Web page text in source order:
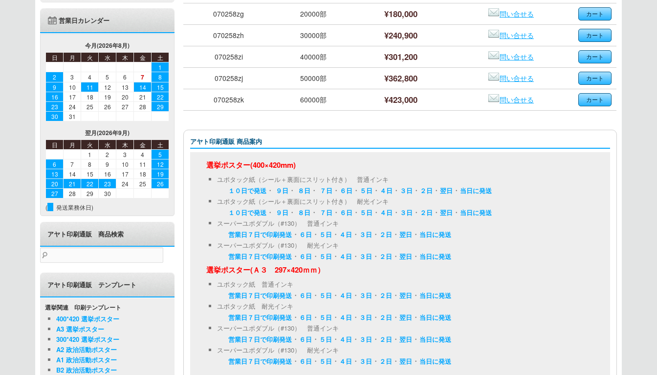
070258zg 20000部 ¥180,000 問い合せる
070258zh 30000部 ¥240,900 問い合せる
070258zi 40000部 ¥301,200 問い合せる
070258zj 50000部 ¥362,800 問い合せる
070258zk 60000部 ¥423,000 問い合せる
アヤト印刷通販 商品案内
選挙ポスター(400×420mm)
ユポタック紙（シール＋裏面にスリット付き） 普通インキ
１０日で発送・ ９日 ・ ８日 ・ ７日 ・ ６日 ・ ５日 ・ ４日 ・ ３日 ・ ２日 ・ 翌日 ・ 当日に発送
ユポタック紙（シール＋裏面にスリット付き） 耐光インキ
１０日で発送・ ９日 ・ ８日 ・ ７日 ・ ６日 ・ ５日 ・ ４日 ・ ３日 ・ ２日 ・ 翌日 ・ 当日に発送
スーパーユポダブル（#130） 普通インキ
営業日７日で印刷発送・ ６日 ・ ５日 ・ ４日 ・ ３日 ・ ２日 ・ 翌日 ・ 当日に発送
スーパーユポダブル（#130） 耐光インキ
営業日７日で印刷発送・ ６日 ・ ５日 ・ ４日 ・ ３日 ・ ２日 ・ 翌日 ・ 当日に発送
選挙ポスター(Ａ３ 297×420ｍｍ）
ユポタック紙 普通インキ
営業日７日で印刷発送・ ６日 ・ ５日 ・ ４日 ・ ３日 ・ ２日 ・ 翌日 ・ 当日に発送
ユポタック紙 耐光インキ
営業日７日で印刷発送・ ６日 ・ ５日 ・ ４日 ・ ３日 ・ ２日 ・ 翌日 ・ 当日に発送
スーパーユポダブル（#130） 普通インキ
営業日７日で印刷発送・ ６日 ・ ５日 ・ ４日 ・ ３日 ・ ２日 ・ 翌日 ・ 当日に発送
スーパーユポダブル（#130） 耐光インキ
営業日７日で印刷発送・ ６日 ・ ５日 ・ ４日 ・ ３日 ・ ２日 ・ 翌日 ・ 当日に発送
営業日カレンダー
今月(2026年8月)
日 月 火 水 木 金
土
1
2
3 4 5 6 7
8
9
10 11 12 13 14
15
16
17 18 19 20 21
22
23
24 25 26 27 28
29
30
31
翌月(2026年9月)
日 月 火 水 木 金
土
1
2 3 4
5
6
7 8 9 10 11
12
13
14 15 16 17 18
19
20
21 22 23 24 25
26
27
28 29
30
(
発送業務休日)
アヤト印刷通販 商品検索
検
索:
アヤト印刷通販 テンプレート
選挙関連 印刷テンプレート
400*420 選挙ポスター
A3 選挙ポスター
300*420 選挙ポスター
A2 政治活動ポスター
A1 政治活動ポスター
B2 政治活動ポスター